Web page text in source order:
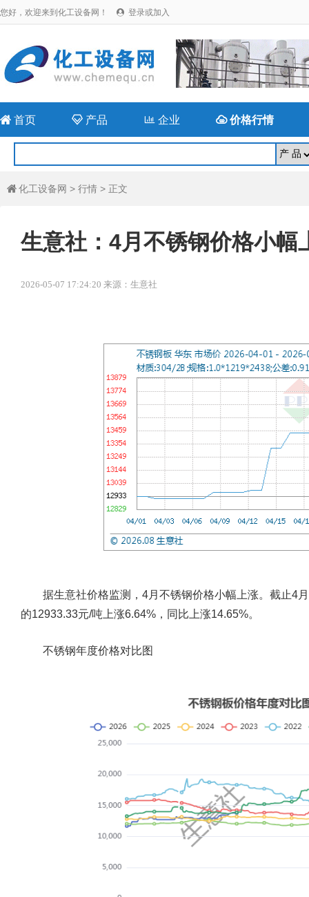
您好，欢迎来到化工设备网！  登录或加入
 首页  产品 企业 价格行情
 化工设备网 > 行情 > 正文
生意社：4月不锈钢价格小幅
2026-05-07 17:24:20 来源：生意社
据生意社价格监测，4月不锈钢价格小幅上涨。截止4月
的12933.33元/吨上涨6.64%，同比上涨14.65%。
不锈钢年度价格对比图